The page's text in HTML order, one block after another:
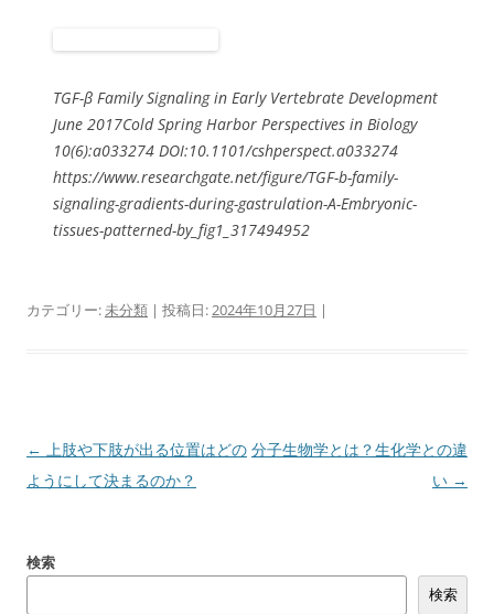
TGF-β Family Signaling in Early Vertebrate Development
June 2017Cold Spring Harbor Perspectives in Biology
10(6):a033274 DOI:10.1101/cshperspect.a033274
https://www.researchgate.net/figure/TGF-b-family-
signaling-gradients-during-gastrulation-A-Embryonic-
tissues-patterned-by_fig1_317494952
カテゴリー:未分類 | 投稿日:2024年10月27日 |
投
稿
ゲ
←
上肢や下肢が出る位置はどの
ようにして決まるのか？
分子生物学とは？生化学との違
い →
検索
検索